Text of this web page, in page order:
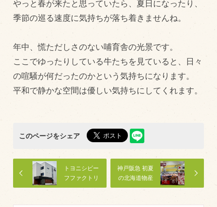
やっと春が来たと思っていたら、夏日になったり、
季節の巡る速度に気持ちが落ち着きませんね。
年中、慌ただしさのない哺育舎の光景です。
ここでゆったりしている牛たちを見ていると、日々
の喧騒が何だったのかという気持ちになります。
平和で静かな空間は優しい気持ちにしてくれます。
このページをシェア
神戸阪急 初夏
の北海道物産
大会
トヨニシビー
フファクトリ
ー
牧場のご紹介
牧場の仕事
飼育している牛について
販売加工場
食肉加工場を新設
業務管理体制
品質管理体制
最新の設備